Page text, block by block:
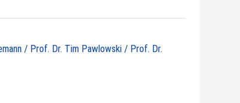
/ Prof. Dr. Tim Pawlowski / Prof. Dr.